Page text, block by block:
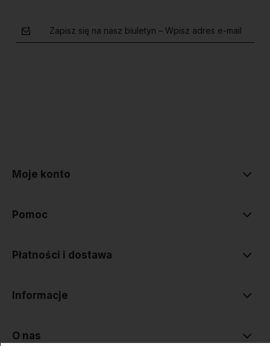
Zapisz się na nasz biuletyn – Wpisz adres e-mail
Moje konto
Pomoc
Płatności i dostawa
Informacje
O nas